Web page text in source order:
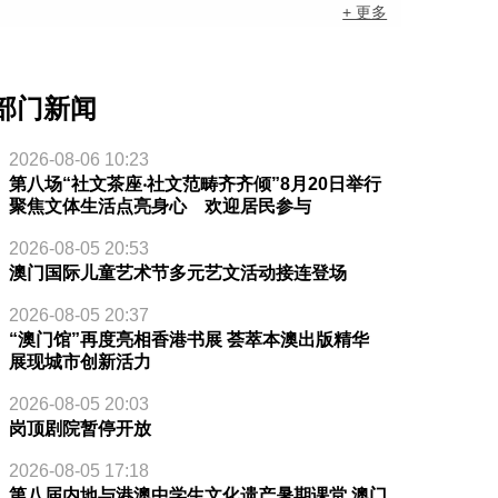
+ 更多
门新闻
2026-08-06 10:23
第八场“社文茶座‧社文范畴齐齐倾”8月20日举行
聚焦文体生活点亮身心 欢迎居民参与
2026-08-05 20:53
澳门国际儿童艺术节多元艺文活动接连登场
2026-08-05 20:37
“澳门馆”再度亮相香港书展 荟萃本澳出版精华
展现城市创新活力
2026-08-05 20:03
岗顶剧院暂停开放
2026-08-05 17:18